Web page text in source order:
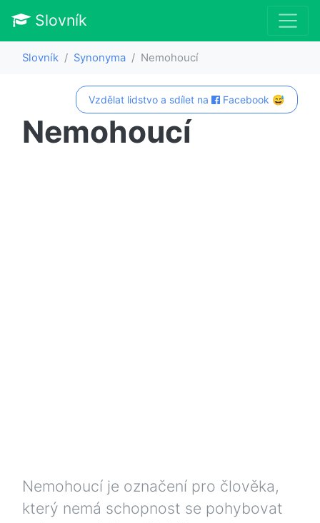
Slovník
Slovník Synonyma Nemohoucí
Vzdělat lidstvo a sdílet na Facebook 😅
Nemohoucí
Nemohoucí je označení pro člověka,
který nemá schopnost se pohybovat